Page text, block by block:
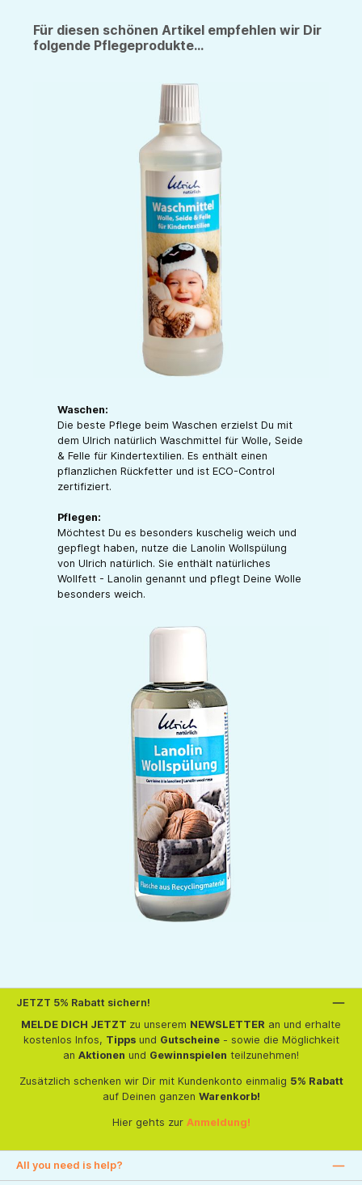
Für diesen schönen Artikel empfehlen wir Dir
folgende Pflegeprodukte...
Waschen:
Die beste Pflege beim Waschen erzielst Du mit
dem Ulrich natürlich Waschmittel für Wolle, Seide
& Felle für Kindertextilien. Es enthält einen
pflanzlichen Rückfetter und ist ECO-Control
zertifiziert.
Pflegen:
Möchtest Du es besonders kuschelig weich und
gepflegt haben, nutze die Lanolin Wollspülung
von Ulrich natürlich. Sie enthält natürliches
Wollfett - Lanolin genannt und pflegt Deine Wolle
besonders weich.
JETZT 5% Rabatt sichern!
MELDE DICH JETZT zu unserem NEWSLETTER an und erhalte
kostenlos Infos, Tippsund Gutscheine- sowie die Möglichkeit
an Aktionen und Gewinnspielen teilzunehmen!
Zusätzlich schenken wir Dir mit Kundenkonto einmalig 5% Rabatt
auf Deinen ganzen Warenkorb!
Hier gehts zur Anmeldung!
All you need is help?